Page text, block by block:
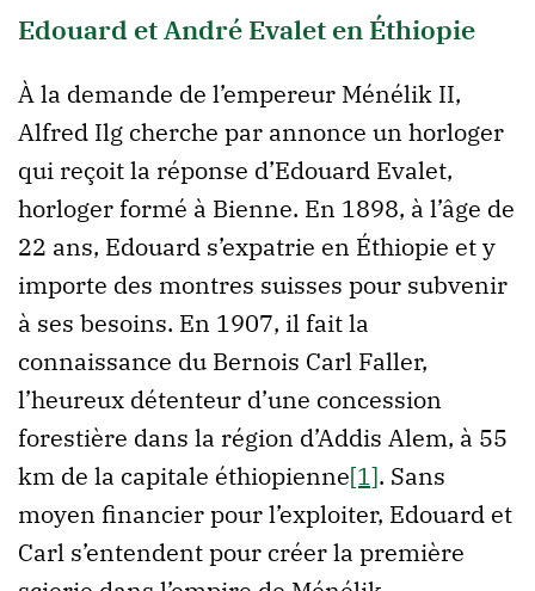
Edouard et André Evalet en Éthiopie
À la demande de l’empereur Ménélik II,
Alfred Ilg cherche par annonce un horloger
qui reçoit la réponse d’Edouard Evalet,
horloger formé à Bienne. En 1898, à l’âge de
22 ans, Edouard s’expatrie en Éthiopie et y
importe des montres suisses pour subvenir
à ses besoins. En 1907, il fait la
connaissance du Bernois Carl Faller,
l’heureux détenteur d’une concession
forestière dans la région d’Addis Alem, à 55
km de la capitale éthiopienne[1]. Sans
moyen financier pour l’exploiter, Edouard et
Carl s’entendent pour créer la première